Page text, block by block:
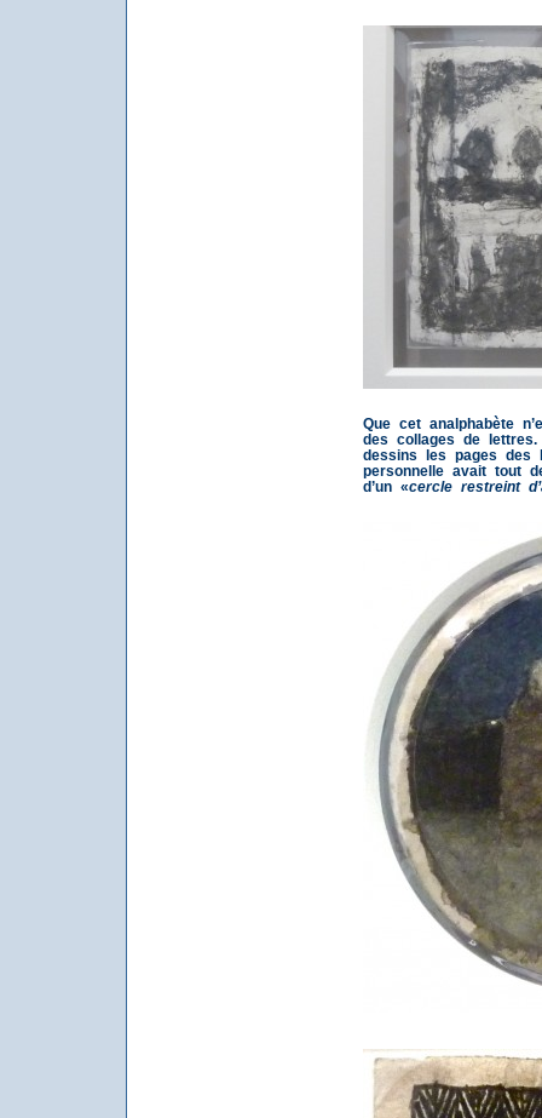
Que cet analphabète
des collages de lettres.
dessins les pages des
personnelle avait tout
d’un «cercle restreint